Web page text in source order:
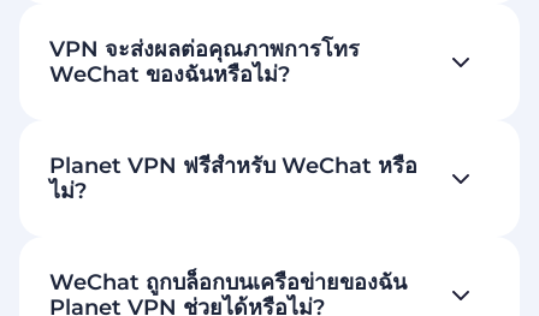
VPN จะส่งผลต่อคุณภาพการโทร
WeChat ของฉันหรือไม่?
Planet VPN ฟรีสำหรับ WeChat หรือ
ไม่?
WeChat ถูกบล็อกบนเครือข่ายของฉัน
Planet VPN ช่วยได้หรือไม่?